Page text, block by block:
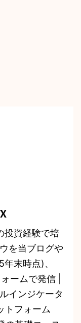
投資経験で培
を当ブログや
末時点)、
ームで発信 |
インジケータ
トフォーム